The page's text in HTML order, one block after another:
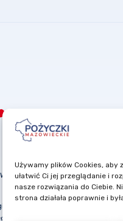
Używamy plików Cookies, aby
ułatwić Ci jej przeglądanie i
nasze rozwiązania do Ciebie.
strona działała poprawnie i
Mazowieckiego.
Programu